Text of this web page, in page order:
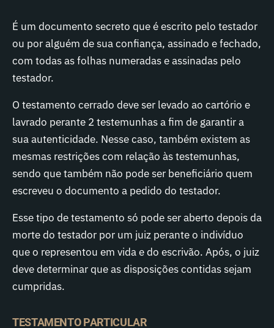
É um documento secreto que é escrito pelo testador
ou por alguém de sua confiança, assinado e fechado,
com todas as folhas numeradas e assinadas pelo
testador.
O testamento cerrado deve ser levado ao cartório e
lavrado perante 2 testemunhas a fim de garantir a
sua autenticidade. Nesse caso, também existem as
mesmas restrições com relação às testemunhas,
sendo que também não pode ser beneficiário quem
escreveu o documento a pedido do testador.
Esse tipo de testamento só pode ser aberto depois da
morte do testador por um juiz perante o indivíduo
que o representou em vida e do escrivão. Após, o juiz
deve determinar que as disposições contidas sejam
cumpridas.
TESTAMENTO PARTICULAR